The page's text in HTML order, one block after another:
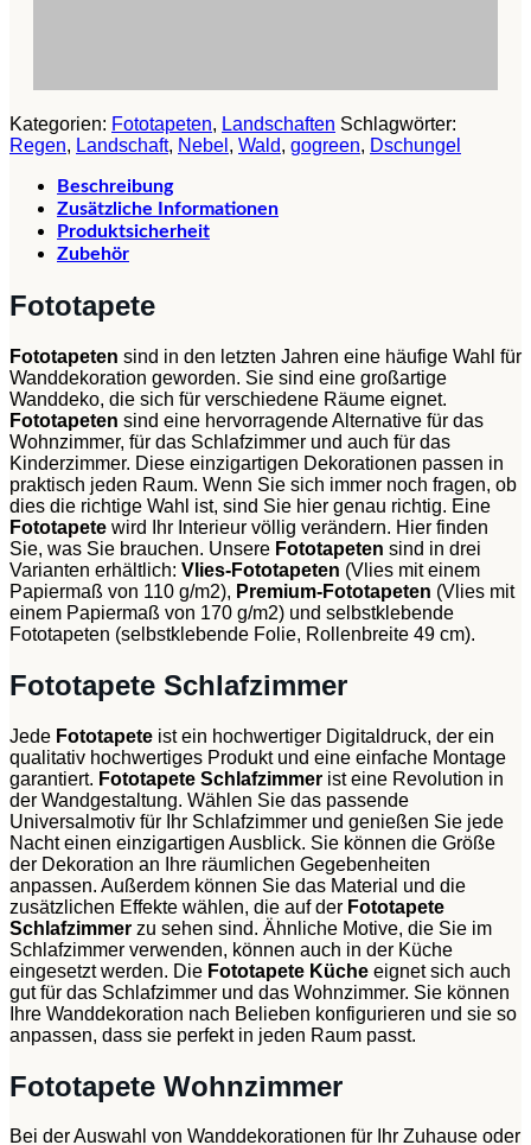
Kategorien: Fototapeten, Landschaften Schlagwörter:
Regen, Landschaft, Nebel , Wald, gogreen, Dschungel
Beschreibung
Zusätzliche Informationen
Produktsicherheit
Zubehör
Fototapete
Fototapeten sind in den letzten Jahren eine häufige Wahl für
Wanddekoration geworden. Sie sind eine großartige
Wanddeko, die sich für verschiedene Räume eignet.
Fototapeten sind eine hervorragende Alternative für das
Wohnzimmer, für das Schlafzimmer und auch für das
Kinderzimmer. Diese einzigartigen Dekorationen passen in
praktisch jeden Raum. Wenn Sie sich immer noch fragen, ob
dies die richtige Wahl ist, sind Sie hier genau richtig. Eine
Fototapete wird Ihr Interieur völlig verändern. Hier finden
Sie, was Sie brauchen. Unsere Fototapeten sind in drei
Varianten erhältlich: Vlies-Fototapeten (Vlies mit einem
Papiermaß von 110 g/m2), Premium-Fototapeten (Vlies mit
einem Papiermaß von 170 g/m2) und selbstklebende
Fototapeten (selbstklebende Folie, Rollenbreite 49 cm).
Fototapete Schlafzimmer
Jede Fototapete ist ein hochwertiger Digitaldruck, der ein
qualitativ hochwertiges Produkt und eine einfache Montage
garantiert. Fototapete Schlafzimmer ist eine Revolution in
der Wandgestaltung. Wählen Sie das passende
Universalmotiv für Ihr Schlafzimmer und genießen Sie jede
Nacht einen einzigartigen Ausblick. Sie können die Größe
der Dekoration an Ihre räumlichen Gegebenheiten
anpassen. Außerdem können Sie das Material und die
zusätzlichen Effekte wählen, die auf der Fototapete
Schlafzimmer zu sehen sind. Ähnliche Motive, die Sie im
Schlafzimmer verwenden, können auch in der Küche
eingesetzt werden. Die Fototapete Küche eignet sich auch
gut für das Schlafzimmer und das Wohnzimmer. Sie können
Ihre Wanddekoration nach Belieben konfigurieren und sie so
anpassen, dass sie perfekt in jeden Raum passt.
Fototapete Wohnzimmer
Bei der Auswahl von Wanddekorationen für Ihr Zuhause oder